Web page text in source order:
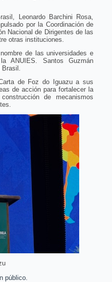
Leonardo Barchini Rosa,
por la Coordinación de
Nacional de Dirigentes de las
otras instituciones.
de las universidades e
ANUIES. Santos Guzmán
Brasil.
de Foz do Iguazu a sus
de acción para fortalecer la
de mecanismos
público.